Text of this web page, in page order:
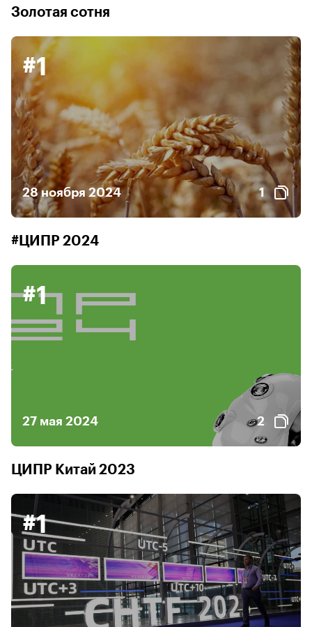
Золотая сотня
#1
28 ноября 2024 1
#ЦИПР 2024
#1
27 мая 2024 2
ЦИПР Китай 2023
#1